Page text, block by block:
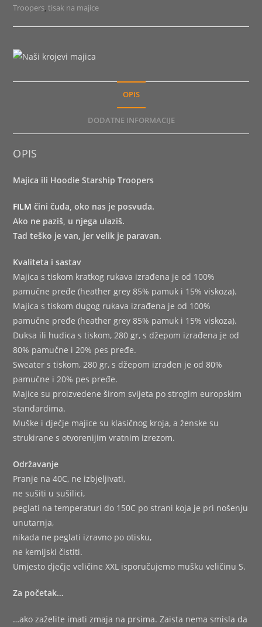
Troopers,tisak na majice
OPIS
DODATNE INFORMACIJE
OPIS
Majica ili Hoodie Starship Troopers
FILM čini čuda, oko nas je posvuda.
Ako ne paziš, u njega ulaziš.
Tad teško je van, jer velik je paravan.
Kvaliteta i sastav
Majica s tiskom kratkog rukava izrađena je od 100%
pamučne pređe (heather grey 85% pamuk i 15% viskoza).
Majica s tiskom dugog rukava izrađena je od 100%
pamučne pređe (heather grey 85% pamuk i 15% viskoza).
Duksa ili hudica s tiskom, 280 gr, s džepom izrađena je od
80% pamučne i 20% pes pređe.
Sweater s tiskom, 280 gr, s džepom izrađen je od 80%
pamučne i 20% pes pređe.
Majice su proizvedene širom svijeta po strogim europskim
standardima.
Muške i dječje majice su klasičnog kroja, a ženske su
strukirane s otvorenijim vratnim izrezom.
Održavanje
Pranje na 40C, ne izbjeljivati,
ne sušiti u sušilici,
peglati na temperaturi do 150C po strani koja je pri nošenju
unutarnja,
nikada ne peglati izravno po otisku,
ne kemijski čistiti.
Umjesto dječje veličine XXL isporučujemo mušku veličinu S.
Za početak…
…ako zaželite imati zmaja na prsima. Zaista nema smisla da